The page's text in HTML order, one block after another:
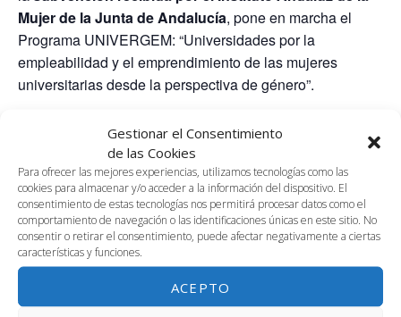
Gestionar el Consentimiento
de las Cookies
Para ofrecer las mejores experiencias, utilizamos tecnologías como las
cookies para almacenar y/o acceder a la información del dispositivo. El
consentimiento de estas tecnologías nos permitirá procesar datos como el
comportamiento de navegación o las identificaciones únicas en este sitio. No
consentir o retirar el consentimiento, puede afectar negativamente a ciertas
características y funciones.
ACEPTO
Mujer de la Junta de Andalucía, pone en marcha el
Programa UNIVERGEM: “Universidades por la
empleabilidad y el emprendimiento de las mujeres
universitarias desde la perspectiva de género”.
innovadoras y contextualizadas paraincentivar el
empleo, el autoempleo y el emprendimiento entre las
mujeres universitarias, favoreciendo laigualdad de
oportunidades entre mujeres y hombres.
AÑADIR AL CALENDARIO